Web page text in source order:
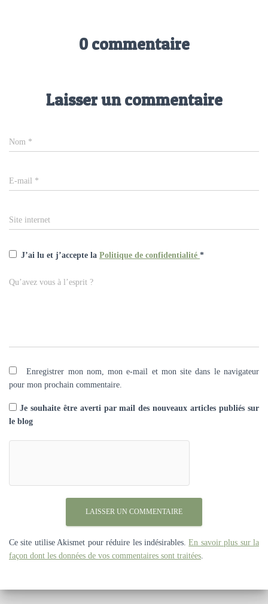
0 commentaire
Laisser un commentaire
Nom *
E-mail *
Site internet
J’ai lu et j’accepte la Politique de confidentialité *
Qu’avez vous à l’esprit ?
Enregistrer mon nom, mon e-mail et mon site dans le navigateur
pour mon prochain commentaire.
Je souhaite être averti par mail des nouveaux articles publiés sur
le blog
Ce site utilise Akismet pour réduire les indésirables.En savoir plus sur la
façon dont les données de vos commentaires sont traitées